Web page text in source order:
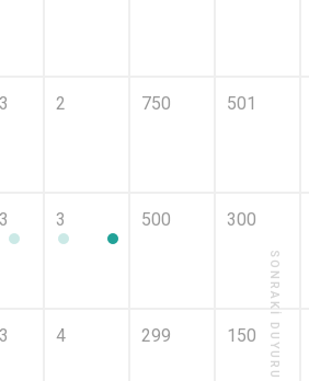
3 2 750 501
3 3 500 300
3 4 299 150 SONRAKI DUYURU